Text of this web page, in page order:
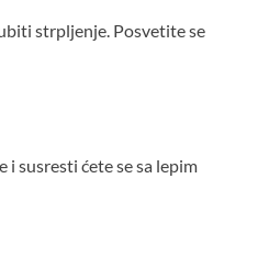
strpljenje. Posvetite se
i susresti ćete se sa lepim